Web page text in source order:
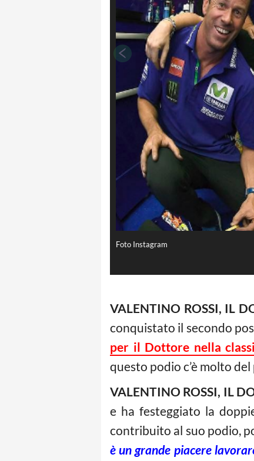
Foto Instagram
VALENTINO ROSSI, IL
conquistato il secondo
per il Dottore nella
questo podio c’è molto
VALENTINO ROSSI, IL
e ha festeggiato la
contribuito al suo podio,
è un grande piacere